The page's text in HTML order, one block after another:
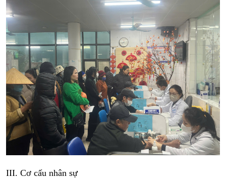
III. Cơ cấu nhân sự